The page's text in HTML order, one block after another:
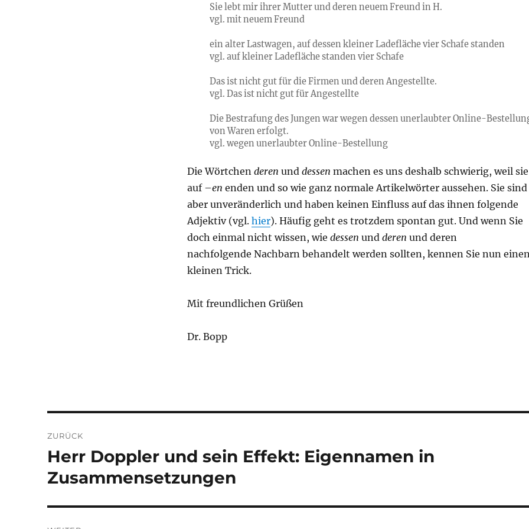
Sie lebt mir ihrer Mutter und deren neuemFreund in H.
vgl. mit neuem Freund
ein alter Lastwagen, auf dessen kleinerLadefläche vier Schafe standen
vgl. auf kleiner Ladefläche standen vier Schafe
Das ist nicht gut für die Firmen und deren Angestellte.
vgl. Das ist nicht gut für Angestellte
Die Bestrafung des Jungen war wegen dessen unerlaubterOnline-
von Waren erfolgt.
vgl. wegen unerlaubter Online-Bestellung
Die Wörtchen deren und dessen machen es uns deshalb schwierig, weil sie
auf –en enden und so wie ganz normale Artikelwörter aussehen. Sie sind
aber unveränderlich und haben keinen Einfluss auf das ihnen folgende
Adjektiv (vgl. hier). Häufig geht es trotzdem spontan gut. Und wenn Sie
doch einmal nicht wissen, wie dessen und deren und deren
nachfolgende Nachbarn behandelt werden sollten, kennen Sie nun
kleinen Trick.
Mit freundlichen Grüßen
Dr. Bopp
ZURÜCK
Vorheriger
Beitrag:
Herr Doppler und sein Effekt: Eigennamen in
Zusammensetzungen